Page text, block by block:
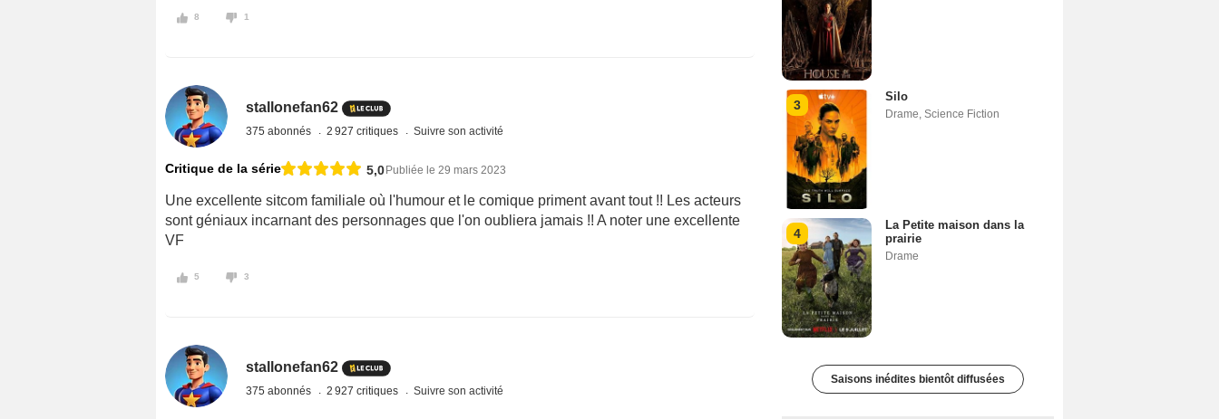
8 1
stallonefan62
375 abonnés 2 927 critiques Suivre son activité
Critique de la série 5,0 Publiée le 29 mars 2023
Une excellente sitcom familiale où l'humour et le comique priment avant tout !! Les acteurs
sont géniaux incarnant des personnages que l'on oubliera jamais !! A noter une excellente
VF
5 3
stallonefan62
375 abonnés 2 927 critiques Suivre son activité
3
Silo
Drame, Science Fiction
4
La Petite maison dans la
prairie
Drame
Saisons inédites bientôt diffusées